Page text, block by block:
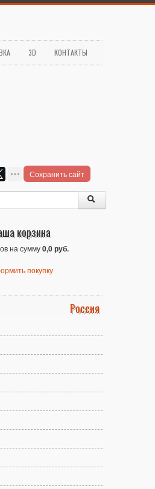
3D КОНТАКТЫ
Сохранить сайт
корзина
на сумму0,0 руб.
покупку
Россия